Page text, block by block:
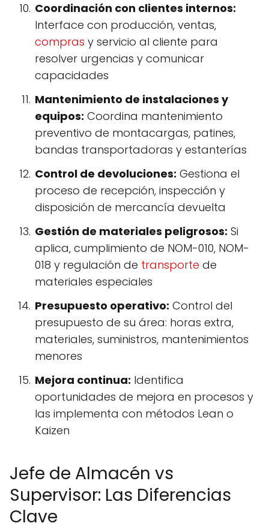
Coordinación con clientes internos:
Interface con producción, ventas,
compras y servicio al cliente para
resolver urgencias y comunicar
capacidades
Mantenimiento de instalaciones y
equipos: Coordina mantenimiento
preventivo de montacargas, patines,
bandas transportadoras y estanterías
Control de devoluciones: Gestiona el
proceso de recepción, inspección y
disposición de mercancía devuelta
Gestión de materiales peligrosos: Si
aplica, cumplimiento de NOM-010, NOM-
018 y regulación de transporte de
materiales especiales
Presupuesto operativo: Control del
presupuesto de su área: horas extra,
materiales, suministros, mantenimientos
menores
Mejora continua: Identifica
oportunidades de mejora en procesos y
las implementa con métodos Lean o
Kaizen
Jefe de Almacén vs
Supervisor: Las Diferencias
Clave